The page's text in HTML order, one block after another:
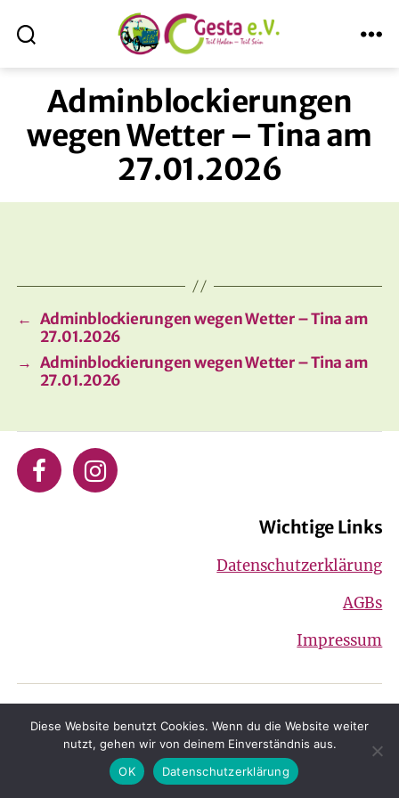
ABmitLara
Adminblockierungen
wegen Wetter – Tina am
27.01.2026
← Adminblockierungen wegen Wetter – Tina am
27.01.2026
→ Adminblockierungen wegen Wetter – Tina am
27.01.2026
Wichtige Links
Datenschutzerklärung
AGBs
Impressum
© 2026 Gesta e.V. Nach oben
Diese Website benutzt Cookies. Wenn du die Website weiter
nutzt, gehen wir von deinem Einverständnis aus.
OK
Datenschutzerklärung